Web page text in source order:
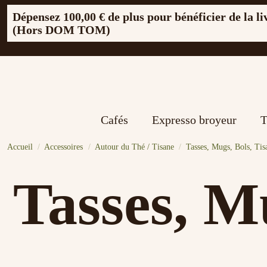
Dépensez 100,00 € de plus pour bénéficier de la
(Hors DOM TOM)
Cafés Expresso broyeur
Accueil Accessoires Autour du Thé / Tisane Tasses, Mugs, Bols,
Tasses,